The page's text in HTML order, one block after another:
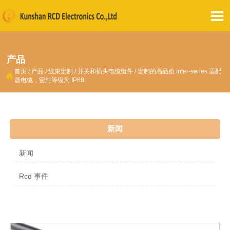

产品
 首页 / 产品 /线束定制 /开关和插头电缆组件 / 定制的高品质 inter-series 适配
器电缆，密封等级为 IP68
新闻
新闻
Rcd 事件